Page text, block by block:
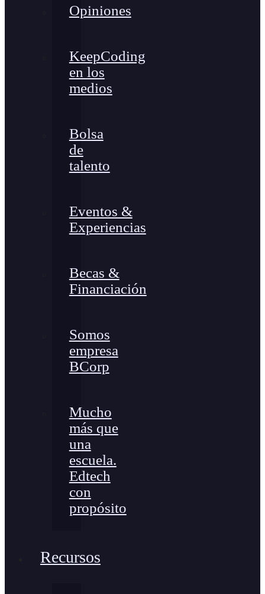
Opiniones
KeepCoding
en los
medios
Bolsa
de
talento
Eventos &
Experiencias
Becas &
Financiación
Somos
empresa
BCorp
Mucho
más que
una
escuela.
Edtech
con
propósito
Recursos